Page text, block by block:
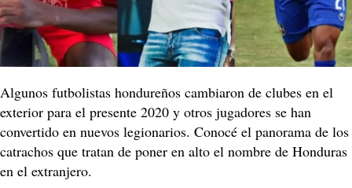
Algunos futbolistas hondureños cambiaron de clubes en el
exterior para el presente 2020 y otros jugadores se han
convertido en nuevos legionarios. Conocé el panorama de los
catrachos que tratan de poner en alto el nombre de Honduras
en el extranjero.